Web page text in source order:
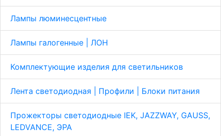
Лампы люминесцентные
Лампы галогенные | ЛОН
Комплектующие изделия для светильников
Лента светодиодная | Профили | Блоки питания
Прожекторы светодиодные IEK, JAZZWAY, GAUSS,
LEDVANCE, ЭРА